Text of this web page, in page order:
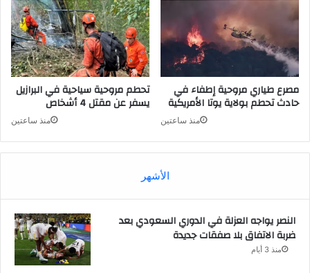
تحطم مروحية سياحية في البرازيل
يسفر عن مقتل 4 أشخاص
منذ ساعتين
مصرع طياري مروحية إطفاء في
حادث تحطم بولاية يوتا الأمريكية
منذ ساعتين
الأشهر
النصر يواجه العزلة في الدوري السعودي بعد
ضربة الاتفاق بلا صفقات جديدة
منذ 3 أيام